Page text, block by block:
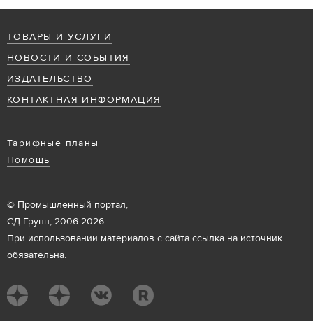
ТОВАРЫ И УСЛУГИ
НОВОСТИ И СОБЫТИЯ
ИЗДАТЕЛЬСТВО
КОНТАКТНАЯ ИНФОРМАЦИЯ
Тарифные планы
Помощь
© Промышленный портал,
СД Групп, 2006-2026.
При использовании материалов с сайта ссылка на источник
обязательна.